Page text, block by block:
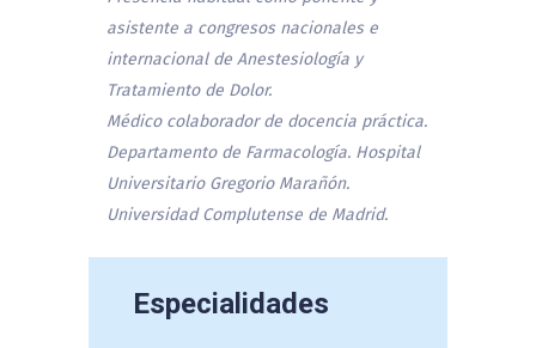
asistente a congresos nacionales e
internacional de Anestesiología y
Tratamiento de Dolor.
Médico colaborador de docencia práctica.
Departamento de Farmacología. Hospital
Universitario Gregorio Marañón.
Universidad Complutense de Madrid.
Especialidades